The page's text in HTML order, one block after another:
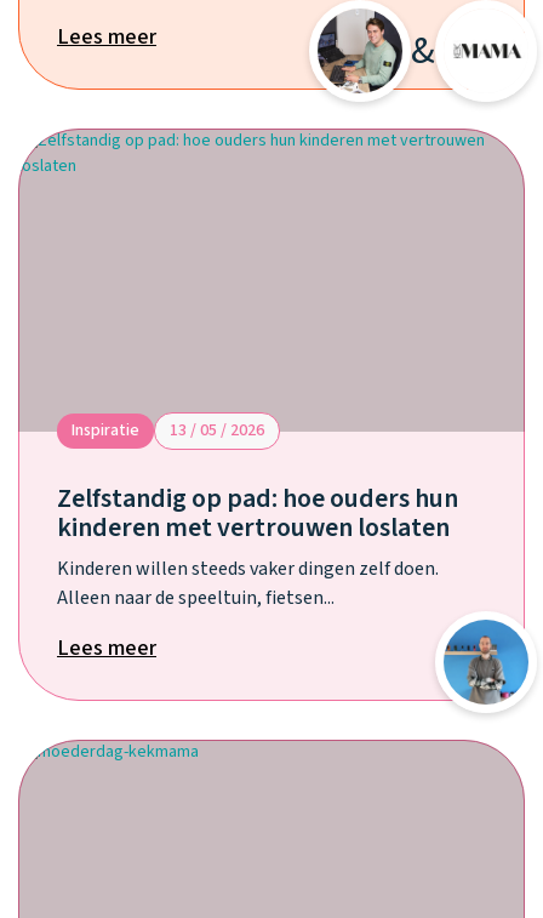
Lees meer &
Inspiratie 13 / 05 / 2026
Zelfstandig op pad: hoe ouders hun
kinderen met vertrouwen loslaten
Kinderen willen steeds vaker dingen zelf doen.
Alleen naar de speeltuin, fietsen...
Lees meer